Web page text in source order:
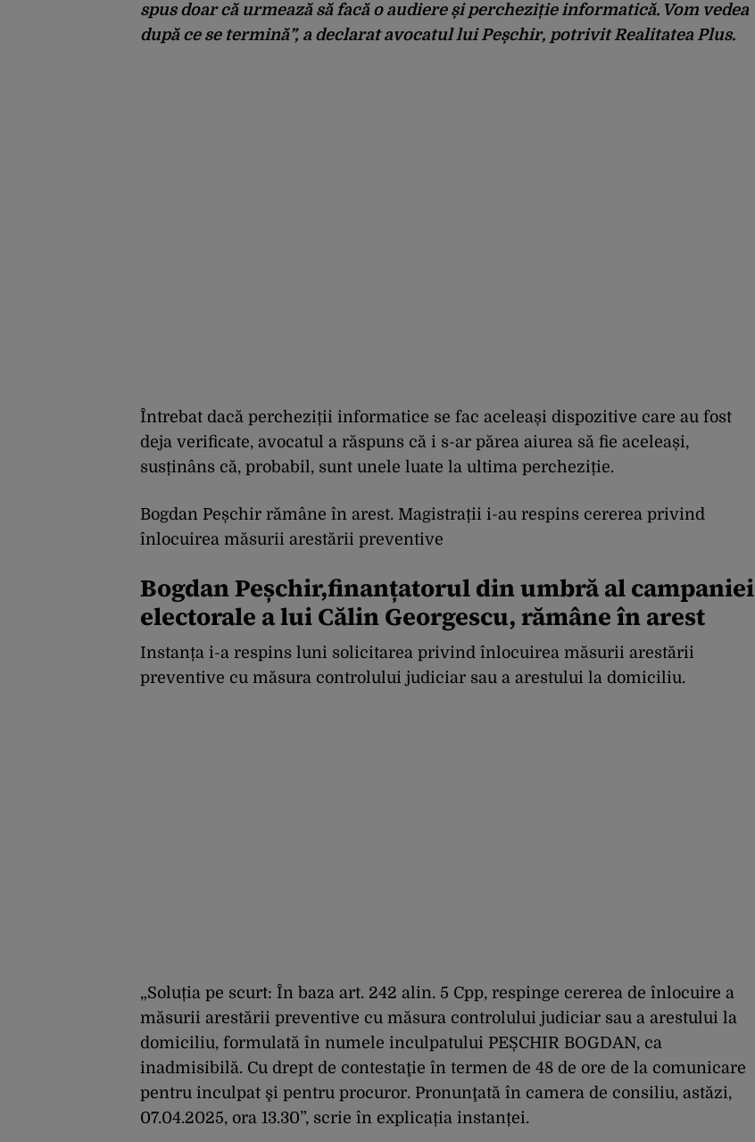
spus doar că urmează să facă o audiere și percheziție informatică. Vom vedea
după ce se termină”, a declarat avocatul lui Peșchir, potrivit Realitatea Plus.
Întrebat dacă percheziții informatice se fac aceleași dispozitive care au fost
deja verificate, avocatul a răspuns că i s-ar părea aiurea să fie aceleași,
susținâns că, probabil, sunt unele luate la ultima percheziție.
Bogdan Peșchir rămâne în arest. Magistrații i-au respins cererea privind
înlocuirea măsurii arestării preventive
Bogdan Peșchir,finanțatorul din umbră al campaniei
electorale a lui Călin Georgescu, rămâne în arest
Instanța i-a respins luni solicitarea privind înlocuirea măsurii arestării
preventive cu măsura controlului judiciar sau a arestului la domiciliu.
„Soluția pe scurt: În baza art. 242 alin. 5 Cpp, respinge cererea de înlocuire a
măsurii arestării preventive cu măsura controlului judiciar sau a arestului la
domiciliu, formulată în numele inculpatului PEȘCHIR BOGDAN, ca
inadmisibilă. Cu drept de contestaţie în termen de 48 de ore de la comunicare
pentru inculpat şi pentru procuror. Pronunţată în camera de consiliu, astăzi,
07.04.2025, ora 13.30”, scrie în explicația instanței.